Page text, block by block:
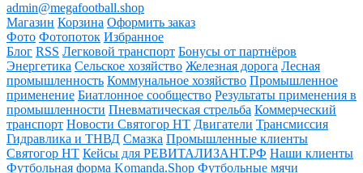
admin@megafootball.shop
Магазин Корзина Оформить заказ
Фото Фотопоток Избранное
Блог RSS Легковой транспорт Бонусы от партнёров
Энергетика Сельское хозяйство Железная дорога Лесная
промышленность Коммунальное хозяйство Промышленное
применение Биатлонное сообщество Результаты применения в
промышленности Пневматическая стрельба Коммерческий
транспорт Новости Святогор НТ Двигатели Трансмиссия
Гидравлика и ТНВД Смазка Промышленные клиенты
Святогор НТ Кейсы для РЕВИТАЛИЗАНТ.РФ Наши клиенты
Футбольная форма Komanda.Shop Футбольные мячи